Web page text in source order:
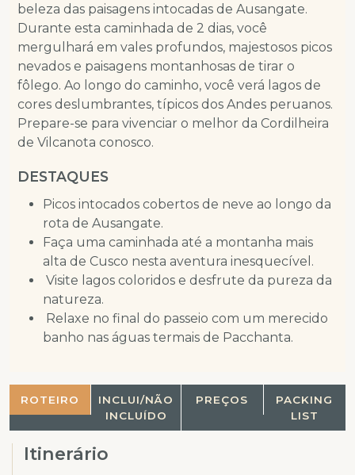
beleza das paisagens intocadas de Ausangate.
Durante esta caminhada de 2 dias, você
mergulhará em vales profundos, majestosos picos
nevados e paisagens montanhosas de tirar o
fôlego. Ao longo do caminho, você verá lagos de
cores deslumbrantes, típicos dos Andes peruanos.
Prepare-se para vivenciar o melhor da Cordilheira
de Vilcanota conosco.
DESTAQUES
Picos intocados cobertos de neve ao longo da
rota de Ausangate.
Faça uma caminhada até a montanha mais
alta de Cusco nesta aventura inesquecível.
Visite lagos coloridos e desfrute da pureza da
natureza.
Relaxe no final do passeio com um merecido
banho nas águas termais de Pacchanta.
ROTEIRO
INCLUI/NÃO
INCLUÍDO
PREÇOS
PACKING
LIST
Itinerário